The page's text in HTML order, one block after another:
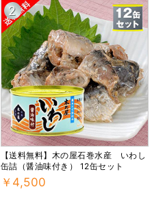
2
【送料無料】木の屋石巻水産 いわし
缶詰（醤油味付き） 12缶セット
￥4,500